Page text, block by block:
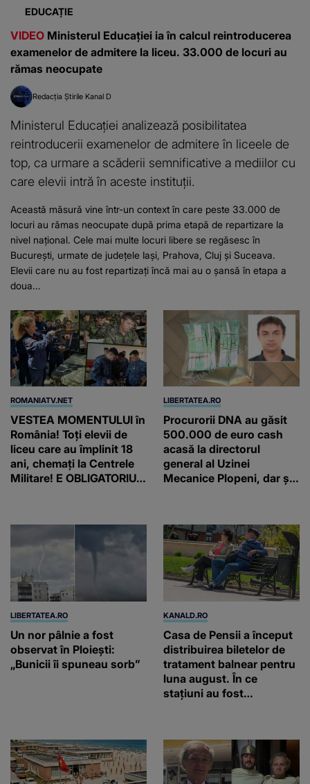
EDUCAȚIE
VIDEO Ministerul Educației ia în calcul reintroducerea
examenelor de admitere la liceu. 33.000 de locuri au
rămas neocupate
Redacția Știrile Kanal D
Ministerul Educației analizează posibilitatea
reintroducerii examenelor de admitere în liceele de
top, ca urmare a scăderii semnificative a mediilor cu
care elevii intră în aceste instituții.
Această măsură vine într-un context în care peste 33.000 de
locuri au rămas neocupate după prima etapă de repartizare la
nivel național. Cele mai multe locuri libere se regăsesc în
București, urmate de județele Iași, Prahova, Cluj și Suceava.
Elevii care nu au fost repartizați încă mai au o șansă în etapa a
doua...
ROMANIATV.NET
VESTEA MOMENTULUI în
România! Toți elevii de
liceu care au împlinit 18
ani, chemați la Centrele
Militare! E OBLIGATORIU.
LIBERTATEA.RO
Procurorii DNA au găsit
500.000 de euro cash
acasă la directorul
general al Uzinei
Mecanice Plopeni, dar și
LIBERTATEA.RO
Un nor pâlnie a fost
observat în Ploiești:
„Bunicii îi spuneau sorb”
KANALD.RO
Casa de Pensii a început
distribuirea biletelor de
tratament balnear pentru
luna august. În ce
stațiuni au fost